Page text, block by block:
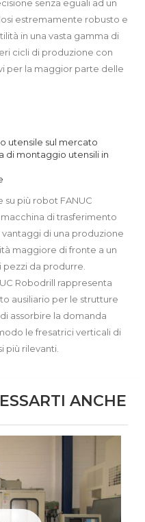
senza eguali ad un
estremamente robusto e
in una vasta gamma di
cicli di produzione con
per la maggior parte delle
utensile sul mercato
di montaggio utensili in
più robot FANUC
di trasferimento
di una produzione
maggiore di fronte a un
da produrre.
Robodrill rappresenta
ausiliario per le strutture
assorbire la domanda
le fresatrici verticali di
più rilevanti.
ANCHE